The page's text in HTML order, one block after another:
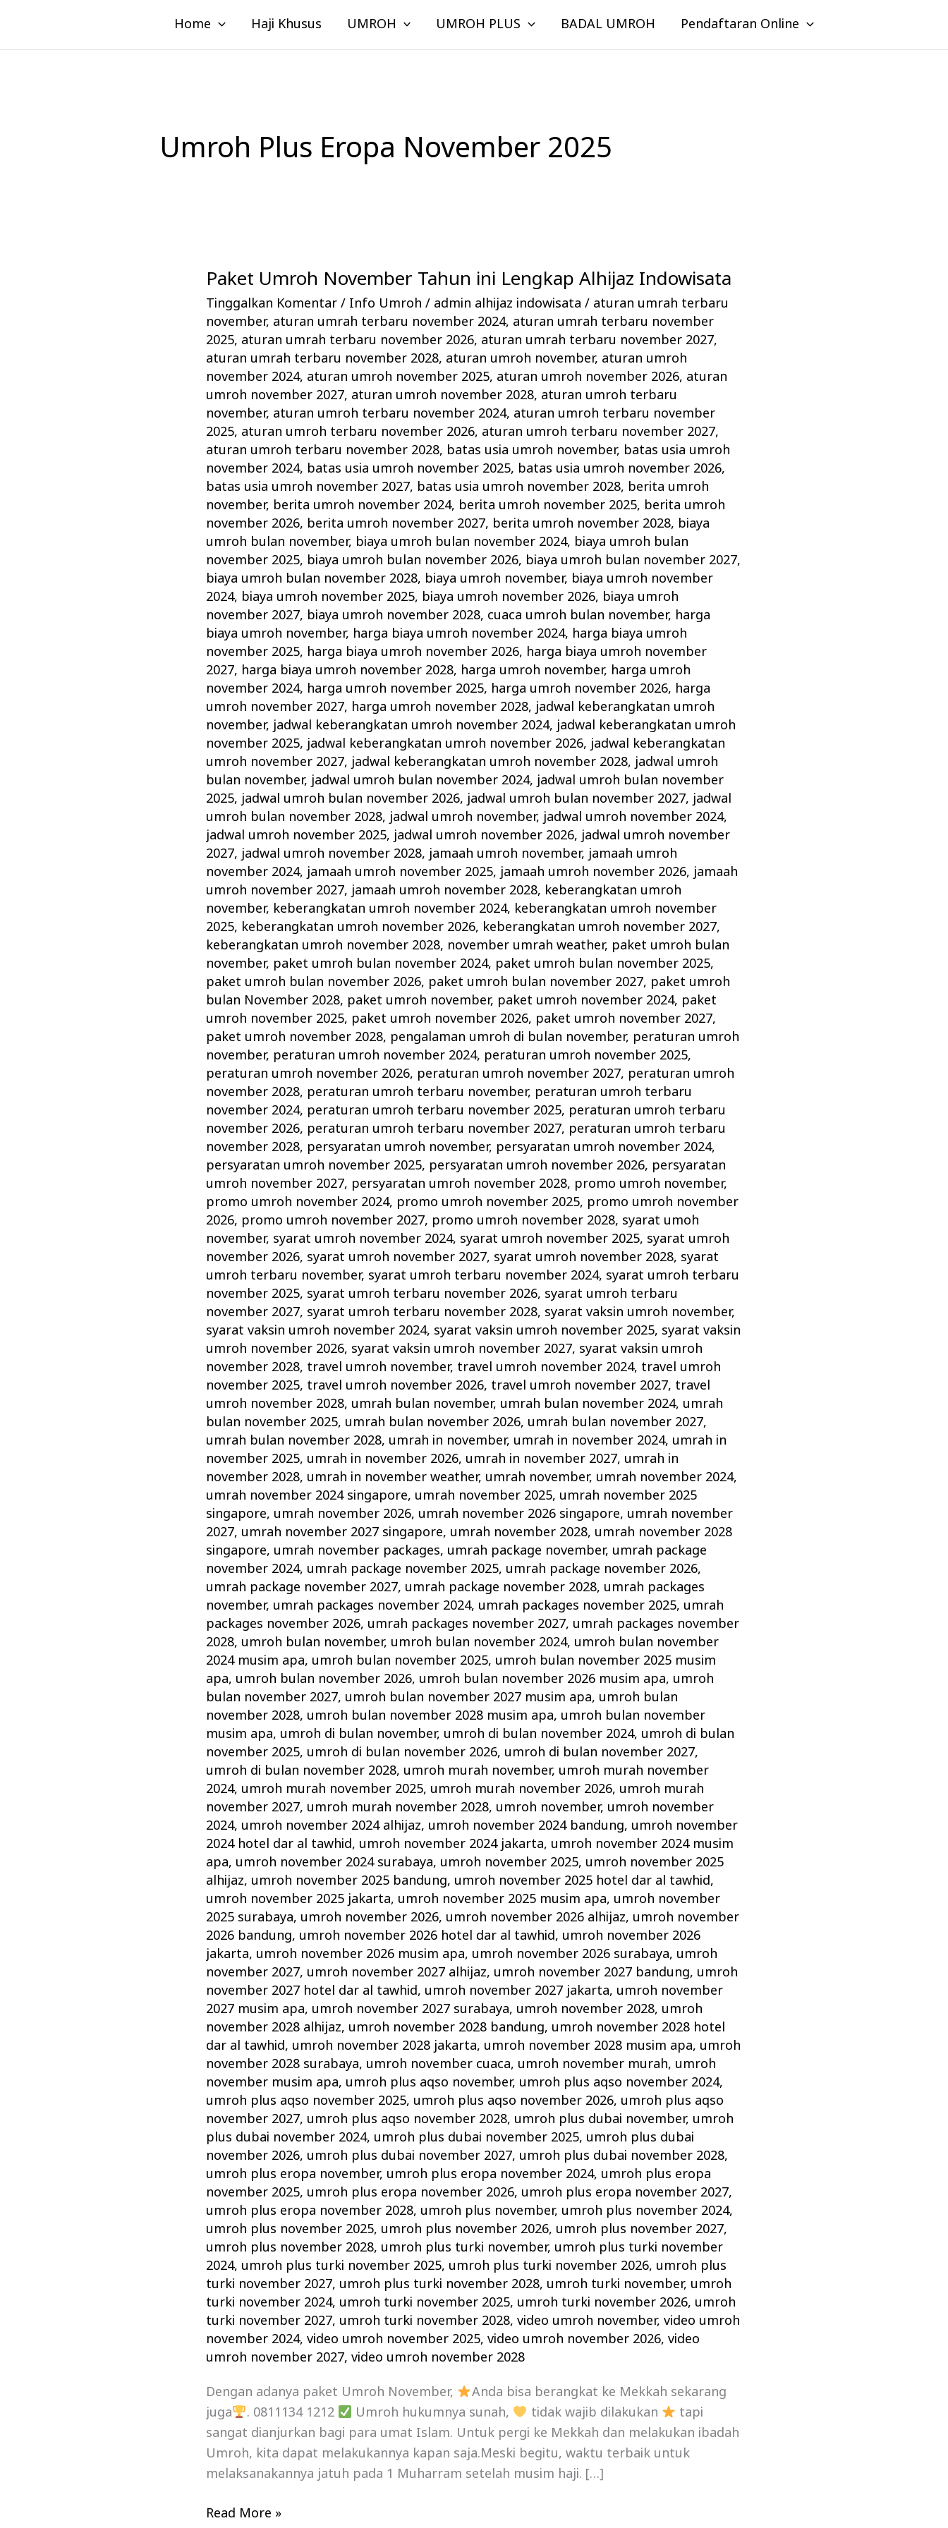
konten
Home Haji Khusus UMROH UMROH PLUS BADAL UMROH Pendaftaran Online
Umroh Plus Eropa November 2025
Paket Umroh November Tahun ini Lengkap Alhijaz Indowisata
Tinggalkan Komentar / Info Umroh / admin alhijaz indowisata/ aturan umrah terbaru
november, aturan umrah terbaru november 2024, aturan umrah terbaru november
2025, aturan umrah terbaru november 2026, aturan umrah terbaru november 2027,
aturan umrah terbaru november 2028, aturan umroh november, aturan umroh
november 2024, aturan umroh november 2025, aturan umroh november 2026, aturan
umroh november 2027, aturan umroh november 2028, aturan umroh terbaru
november, aturan umroh terbaru november 2024, aturan umroh terbaru november
2025, aturan umroh terbaru november 2026, aturan umroh terbaru november 2027,
aturan umroh terbaru november 2028, batas usia umroh november, batas usia umroh
november 2024, batas usia umroh november 2025, batas usia umroh november 2026,
batas usia umroh november 2027, batas usia umroh november 2028, berita umroh
november, berita umroh november 2024, berita umroh november 2025, berita umroh
november 2026, berita umroh november 2027, berita umroh november 2028, biaya
umroh bulan november, biaya umroh bulan november 2024, biaya umroh bulan
november 2025, biaya umroh bulan november 2026, biaya umroh bulan november 2027,
biaya umroh bulan november 2028, biaya umroh november, biaya umroh november
2024, biaya umroh november 2025, biaya umroh november 2026, biaya umroh
november 2027, biaya umroh november 2028, cuaca umroh bulan november, harga
biaya umroh november, harga biaya umroh november 2024, harga biaya umroh
november 2025, harga biaya umroh november 2026, harga biaya umroh november
2027, harga biaya umroh november 2028, harga umroh november, harga umroh
november 2024, harga umroh november 2025, harga umroh november 2026, harga
umroh november 2027, harga umroh november 2028, jadwal keberangkatan umroh
november, jadwal keberangkatan umroh november 2024, jadwal keberangkatan umroh
november 2025, jadwal keberangkatan umroh november 2026, jadwal keberangkatan
umroh november 2027, jadwal keberangkatan umroh november 2028, jadwal umroh
bulan november, jadwal umroh bulan november 2024, jadwal umroh bulan november
2025, jadwal umroh bulan november 2026, jadwal umroh bulan november 2027, jadwal
umroh bulan november 2028, jadwal umroh november, jadwal umroh november 2024,
jadwal umroh november 2025, jadwal umroh november 2026, jadwal umroh november
2027, jadwal umroh november 2028, jamaah umroh november, jamaah umroh
november 2024, jamaah umroh november 2025, jamaah umroh november 2026, jamaah
umroh november 2027, jamaah umroh november 2028, keberangkatan umroh
november, keberangkatan umroh november 2024, keberangkatan umroh november
2025, keberangkatan umroh november 2026, keberangkatan umroh november 2027,
keberangkatan umroh november 2028, november umrah weather, paket umroh bulan
november, paket umroh bulan november 2024, paket umroh bulan november 2025,
paket umroh bulan november 2026, paket umroh bulan november 2027, paket umroh
bulan November 2028, paket umroh november, paket umroh november 2024, paket
umroh november 2025, paket umroh november 2026, paket umroh november 2027,
paket umroh november 2028, pengalaman umroh di bulan november, peraturan umroh
november, peraturan umroh november 2024, peraturan umroh november 2025,
peraturan umroh november 2026, peraturan umroh november 2027, peraturan umroh
november 2028, peraturan umroh terbaru november, peraturan umroh terbaru
november 2024, peraturan umroh terbaru november 2025, peraturan umroh terbaru
november 2026, peraturan umroh terbaru november 2027, peraturan umroh terbaru
november 2028, persyaratan umroh november, persyaratan umroh november 2024,
persyaratan umroh november 2025, persyaratan umroh november 2026, persyaratan
umroh november 2027, persyaratan umroh november 2028, promo umroh november,
promo umroh november 2024, promo umroh november 2025, promo umroh november
2026, promo umroh november 2027, promo umroh november 2028, syarat umoh
november, syarat umroh november 2024, syarat umroh november 2025, syarat umroh
november 2026, syarat umroh november 2027, syarat umroh november 2028, syarat
umroh terbaru november, syarat umroh terbaru november 2024, syarat umroh terbaru
november 2025, syarat umroh terbaru november 2026, syarat umroh terbaru
november 2027, syarat umroh terbaru november 2028, syarat vaksin umroh november,
syarat vaksin umroh november 2024, syarat vaksin umroh november 2025, syarat vaksin
umroh november 2026, syarat vaksin umroh november 2027, syarat vaksin umroh
november 2028, travel umroh november, travel umroh november 2024, travel umroh
november 2025, travel umroh november 2026, travel umroh november 2027, travel
umroh november 2028, umrah bulan november, umrah bulan november 2024, umrah
bulan november 2025, umrah bulan november 2026, umrah bulan november 2027,
umrah bulan november 2028, umrah in november, umrah in november 2024, umrah in
november 2025, umrah in november 2026, umrah in november 2027, umrah in
november 2028, umrah in november weather, umrah november, umrah november 2024,
umrah november 2024 singapore, umrah november 2025, umrah november 2025
singapore, umrah november 2026, umrah november 2026 singapore, umrah november
2027, umrah november 2027 singapore, umrah november 2028, umrah november 2028
singapore, umrah november packages, umrah package november, umrah package
november 2024, umrah package november 2025, umrah package november 2026,
umrah package november 2027, umrah package november 2028, umrah packages
november, umrah packages november 2024, umrah packages november 2025, umrah
packages november 2026, umrah packages november 2027, umrah packages november
2028, umroh bulan november, umroh bulan november 2024, umroh bulan november
2024 musim apa, umroh bulan november 2025, umroh bulan november 2025 musim
apa, umroh bulan november 2026, umroh bulan november 2026 musim apa, umroh
bulan november 2027, umroh bulan november 2027 musim apa, umroh bulan
november 2028, umroh bulan november 2028 musim apa, umroh bulan november
musim apa, umroh di bulan november, umroh di bulan november 2024, umroh di bulan
november 2025, umroh di bulan november 2026, umroh di bulan november 2027,
umroh di bulan november 2028, umroh murah november, umroh murah november
2024, umroh murah november 2025, umroh murah november 2026, umroh murah
november 2027, umroh murah november 2028, umroh november, umroh november
2024, umroh november 2024 alhijaz, umroh november 2024 bandung, umroh november
2024 hotel dar al tawhid, umroh november 2024 jakarta, umroh november 2024 musim
apa, umroh november 2024 surabaya, umroh november 2025, umroh november 2025
alhijaz, umroh november 2025 bandung, umroh november 2025 hotel dar al tawhid,
umroh november 2025 jakarta, umroh november 2025 musim apa, umroh november
2025 surabaya, umroh november 2026, umroh november 2026 alhijaz, umroh november
2026 bandung, umroh november 2026 hotel dar al tawhid, umroh november 2026
jakarta, umroh november 2026 musim apa, umroh november 2026 surabaya, umroh
november 2027, umroh november 2027 alhijaz, umroh november 2027 bandung, umroh
november 2027 hotel dar al tawhid, umroh november 2027 jakarta, umroh november
2027 musim apa, umroh november 2027 surabaya, umroh november 2028, umroh
november 2028 alhijaz, umroh november 2028 bandung, umroh november 2028 hotel
dar al tawhid, umroh november 2028 jakarta, umroh november 2028 musim apa, umroh
november 2028 surabaya, umroh november cuaca, umroh november murah, umroh
november musim apa, umroh plus aqso november, umroh plus aqso november 2024,
umroh plus aqso november 2025, umroh plus aqso november 2026, umroh plus aqso
november 2027, umroh plus aqso november 2028, umroh plus dubai november, umroh
plus dubai november 2024, umroh plus dubai november 2025, umroh plus dubai
november 2026, umroh plus dubai november 2027, umroh plus dubai november 2028,
umroh plus eropa november, umroh plus eropa november 2024, umroh plus eropa
november 2025, umroh plus eropa november 2026, umroh plus eropa november 2027,
umroh plus eropa november 2028, umroh plus november, umroh plus november 2024,
umroh plus november 2025, umroh plus november 2026, umroh plus november 2027,
umroh plus november 2028, umroh plus turki november, umroh plus turki november
2024, umroh plus turki november 2025, umroh plus turki november 2026, umroh plus
turki november 2027, umroh plus turki november 2028, umroh turki november, umroh
turki november 2024, umroh turki november 2025, umroh turki november 2026, umroh
turki november 2027, umroh turki november 2028,video umroh november,video umroh
november 2024,video umroh november 2025,video umroh november 2026,video
umroh november 2027,video umroh november 2028
Dengan adanya paket Umroh November,
Anda bisa berangkat ke Mekkah sekarang
juga
. 0811134 1212 Umroh hukumnya sunah, tidak wajib dilakukan
tapi
sangat dianjurkan bagi para umat Islam. Untuk pergi ke Mekkah dan melakukan ibadah
Umroh, kita dapat melakukannya kapan saja.Meski begitu, waktu terbaik untuk
melaksanakannya jatuh pada 1 Muharram setelah musim haji. […]
Paket
Umroh
November
Tahun
ini
Lengkap
Alhijaz
Indowisata
Read More »